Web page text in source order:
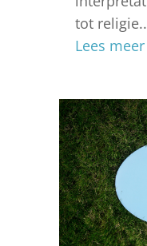
tot
Lees meer